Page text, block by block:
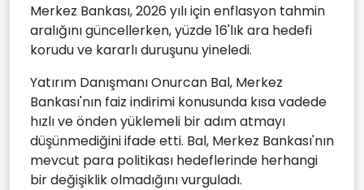
Merkez Bankası, 2026 yılı için enflasyon tahmin
aralığını güncellerken, yüzde 16'lık ara hedefi
korudu ve kararlı duruşunu yineledi.
Yatırım Danışmanı Onurcan Bal, Merkez
Bankası'nın faiz indirimi konusunda kısa vadede
hızlı ve önden yüklemeli bir adım atmayı
düşünmediğini ifade etti. Bal, Merkez Bankası'nın
mevcut para politikası hedeflerinde herhangi
bir değişiklik olmadığını vurguladı.